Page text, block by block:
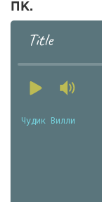
ПК.
Title
Чудик Вилли